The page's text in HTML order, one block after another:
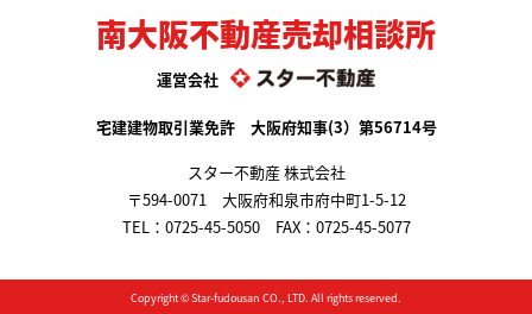
南大阪不動産売却相談所
運営会社
宅建建物取引業免許 大阪府知事(3）第56714号
スター不動産 株式会社
〒594-0071 大阪府和泉市府中町1-5-12
TEL： 0725-45-5050 FAX：0725-45-5077
Copyright ©Star-fudousan CO., LTD. All rights reserved.